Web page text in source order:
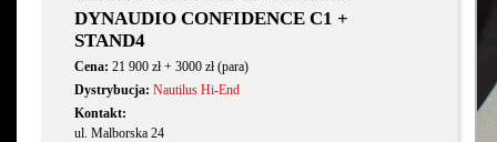
DYNAUDIO CONFIDENCE C1 +
STAND4
Cena: 21 900 zł + 3000 zł (para)
Dystrybucja: Nautilus Hi-End
Kontakt:
ul. Malborska 24